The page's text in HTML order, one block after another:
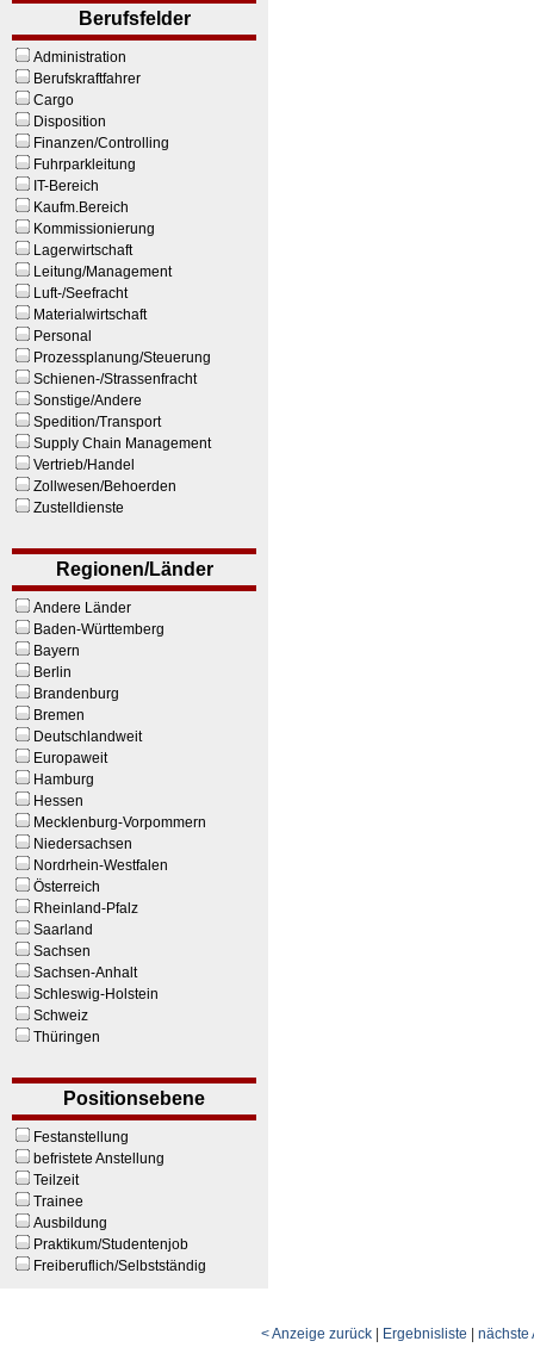
Berufsfelder
Administration
Berufskraftfahrer
Cargo
Disposition
Finanzen/Controlling
Fuhrparkleitung
IT-Bereich
Kaufm.Bereich
Kommissionierung
Lagerwirtschaft
Leitung/Management
Luft-/Seefracht
Materialwirtschaft
Personal
Prozessplanung/Steuerung
Schienen-/Strassenfracht
Sonstige/Andere
Spedition/Transport
Supply Chain Management
Vertrieb/Handel
Zollwesen/Behoerden
Zustelldienste
Regionen/Länder
Andere Länder
Baden-Württemberg
Bayern
Berlin
Brandenburg
Bremen
Deutschlandweit
Europaweit
Hamburg
Hessen
Mecklenburg-Vorpommern
Niedersachsen
Nordrhein-Westfalen
Österreich
Rheinland-Pfalz
Saarland
Sachsen
Sachsen-Anhalt
Schleswig-Holstein
Schweiz
Thüringen
Positionsebene
Festanstellung
befristete Anstellung
Teilzeit
Trainee
Ausbildung
Praktikum/Studentenjob
Freiberuflich/Selbstständig
< Anzeige zurück Ergebnisliste nächste